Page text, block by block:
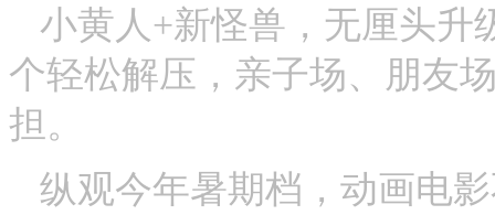
小黄人+新怪兽，无厘头升
个轻松解压，亲子场、朋友
担。
纵观今年暑期档，动画电